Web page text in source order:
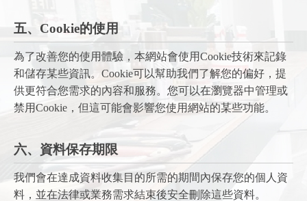
五、Cookie的使用
為了改善您的使用體驗，本網站會使用Cookie技術來記錄
和儲存某些資訊。Cookie可以幫助我們了解您的偏好，提
供更符合您需求的內容和服務。您可以在瀏覽器中管理或
禁用Cookie，但這可能會影響您使用網站的某些功能。
六、資料保存期限
我們會在達成資料收集目的所需的期間內保存您的個人資
料，並在法律或業務需求結束後安全刪除這些資料。